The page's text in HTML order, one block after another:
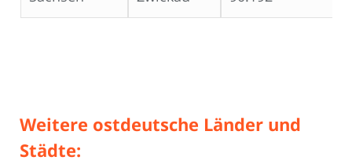
Weitere ostdeutsche Länder und
Städte: